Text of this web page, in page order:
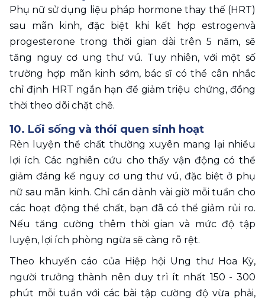
Phụ nữ sử dụng liệu pháp hormone thay thế (HRT)
sau mãn kinh, đặc biệt khi kết hợp estrogenvà
progesterone trong thời gian dài trên 5 năm, sẽ
tăng nguy cơ ung thư vú. Tuy nhiên, với một số
trường hợp mãn kinh sớm, bác sĩ có thể cân nhắc
chỉ định HRT ngắn hạn để giảm triệu chứng, đồng
thời theo dõi chặt chẽ.
10. Lối sống và thói quen sinh hoạt
Rèn luyện thể chất thường xuyên mang lại nhiều
lợi ích. Các nghiên cứu cho thấy vận động có thể
giảm đáng kể nguy cơ ung thư vú, đặc biệt ở phụ
nữ sau mãn kinh. Chỉ cần dành vài giờ mỗi tuần cho
các hoạt động thể chất, bạn đã có thể giảm rủi ro.
Nếu tăng cường thêm thời gian và mức độ tập
luyện, lợi ích phòng ngừa sẽ càng rõ rệt.
Theo khuyến cáo của Hiệp hội Ung thư Hoa Kỳ,
người trưởng thành nên duy trì ít nhất 150 - 300
phút mỗi tuần với các bài tập cường độ vừa phải,